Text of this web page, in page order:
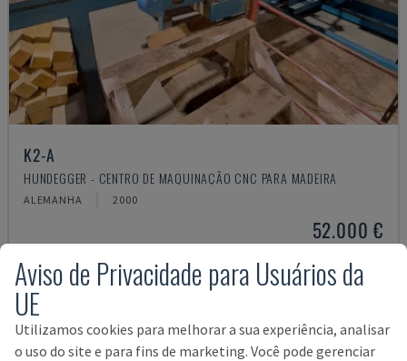
K2-A
HUNDEGGER - CENTRO DE MAQUINAÇÃO CNC PARA MADEIRA
ALEMANHA 2000
52.000 €
Aviso de Privacidade para Usuários da
UE
Utilizamos cookies para melhorar a sua experiência, analisar
o uso do site e para fins de marketing. Você pode gerenciar